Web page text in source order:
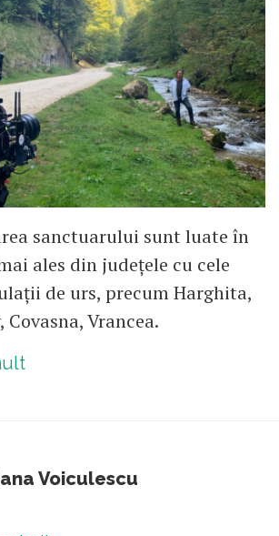
sanctuarului sunt luate în
ales din județele cu cele
de urs, precum Harghita,
Covasna, Vrancea.
Voiculescu